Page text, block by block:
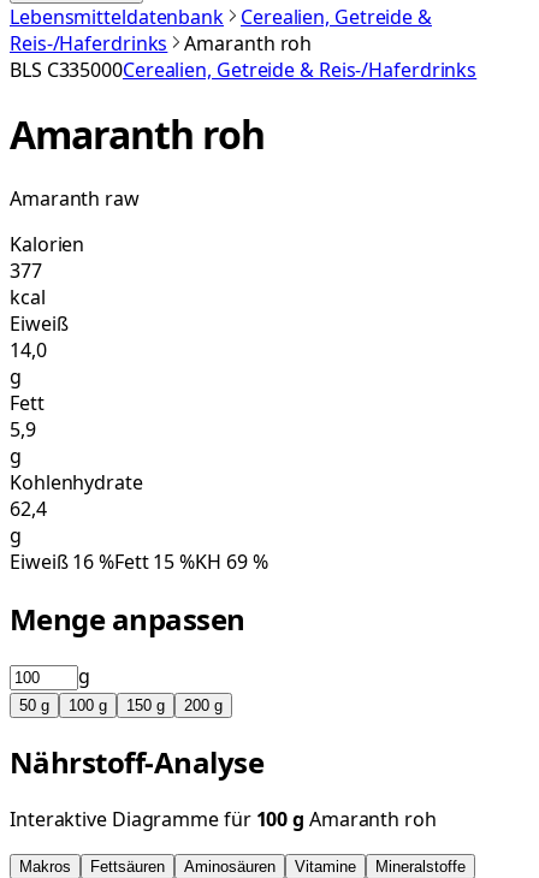
Lebensmitteldatenbank
Cerealien, Getreide &
Reis-/Haferdrinks
Amaranth roh
BLS C335000Cerealien, Getreide & Reis-/Haferdrinks
Amaranth roh
Amaranth raw
Kalorien
377
kcal
Eiweiß
14,0
g
Fett
5,9
g
Kohlenhydrate
62,4
g
Eiweiß16%Fett15%KH 69%
Menge anpassen
g
50 g 100 g 150 g 200 g
Nährstoff-Analyse
Interaktive Diagramme für 100g Amaranth roh
Makros Fettsäuren Aminosäuren Vitamine Mineralstoffe